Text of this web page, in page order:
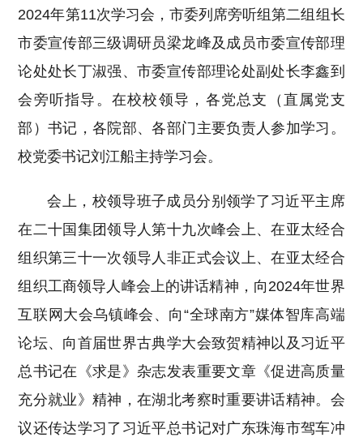
2024年第11次学习会，市委列席旁听组第二组组长
市委宣传部三级调研员梁龙峰及成员市委宣传部理
论处处长丁淑强、市委宣传部理论处副处长李鑫到
会旁听指导。在校校领导，各党总支（直属党支
部）书记，各院部、各部门主要负责人参加学习。
校党委书记刘江船主持学习会。
会上，校领导班子成员分别领学了习近平主席
在二十国集团领导人第十九次峰会上、在亚太经合
组织第三十一次领导人非正式会议上、在亚太经合
组织工商领导人峰会上的讲话精神，向2024年世界
互联网大会乌镇峰会、向“全球南方”媒体智库高端
论坛、向首届世界古典学大会致贺精神以及习近平
总书记在《求是》杂志发表重要文章《促进高质量
充分就业》精神，在湖北考察时重要讲话精神。会
议还传达学习了习近平总书记对广东珠海市驾车冲